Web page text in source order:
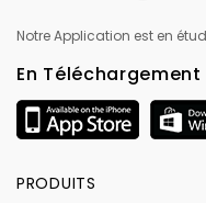
Notre Application est en
En Téléchargement
PRODUITS